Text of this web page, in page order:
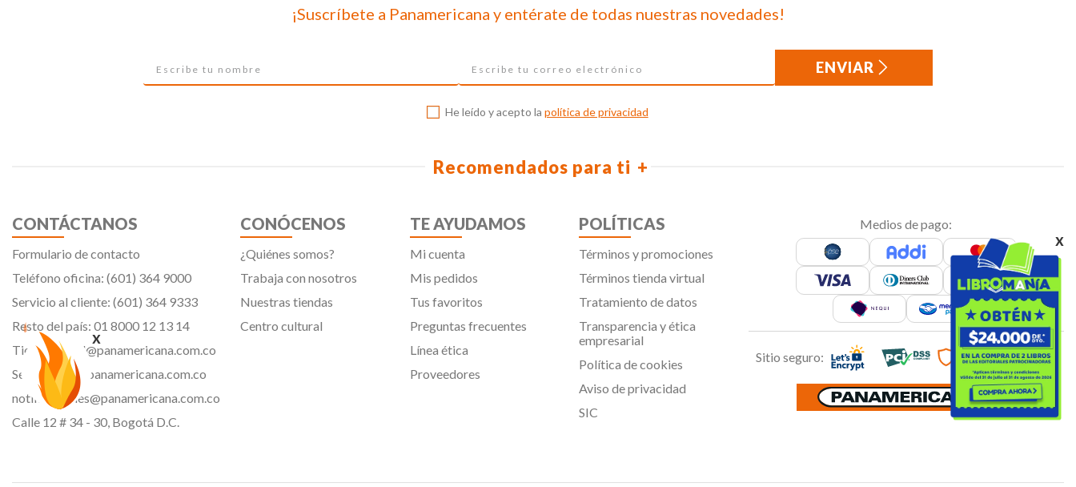
x
x
¡Suscríbete a Panamericana y entérate de todas nuestras novedades!
ENVIAR
He leído y acepto la política de privacidad
Recomendados para ti
CONTÁCTANOS
Formulario de contacto
Teléfono oficina: (601) 364 9000
Servicio al cliente: (601) 364 9333
Resto del país: 01 8000 12 13 14
Tiendavirtual@panamericana.com.co
Servicliente@panamericana.com.co
notificaciones@panamericana.com.co
Calle 12 # 34 - 30, Bogotá D.C.
CONÓCENOS
¿Quiénes somos?
Trabaja con nosotros
Nuestras tiendas
Centro cultural
TE AYUDAMOS
Mi cuenta
Mis pedidos
Tus favoritos
Preguntas frecuentes
Línea ética
Proveedores
POLÍTICAS
Términos y promociones
Términos tienda virtual
Tratamiento de datos
Transparencia y ética
empresarial
Política de cookies
Aviso de privacidad
SIC
Medios de pago:
Sitio seguro: